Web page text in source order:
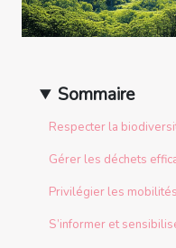
Sommaire
Respecter la
Gérer les déchets
Privilégier les
S’informer et